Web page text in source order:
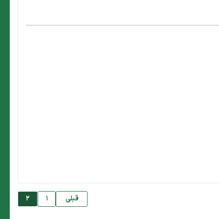
قبلی 1
2